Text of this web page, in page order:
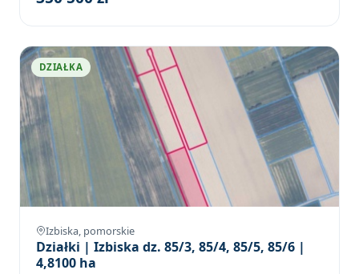
DZIAŁKA
Izbiska, pomorskie
Działki | Izbiska dz. 85/3, 85/4, 85/5, 85/6 |
4,8100 ha